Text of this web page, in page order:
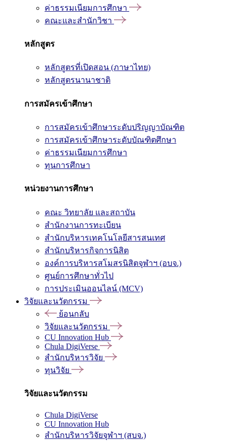
ค่าธรรมเนียมการศึกษา
คณะและสำนักวิชา
หลักสูตร
หลักสูตรที่เปิดสอน (ภาษาไทย)
หลักสูตรนานาชาติ
การสมัครเข้าศึกษา
การสมัครเข้าศึกษาระดับปริญญาบัณฑิต
การสมัครเข้าศึกษาระดับบัณฑิตศึกษา
ค่าธรรมเนียมการศึกษา
ทุนการศึกษา
หน่วยงานการศึกษา
คณะ วิทยาลัย และสถาบัน
สำนักงานการทะเบียน
สำนักบริหารเทคโนโลยีสารสนเทศ
สำนักบริหารกิจการนิสิต
องค์การบริหารสโมสรนิสิตจุฬาฯ (อบจ.)
ศูนย์การศึกษาทั่วไป
การประเมินออนไลน์ (MCV)
วิจัยและนวัตกรรม
ย้อนกลับ
วิจัยและนวัตกรรม
CU Innovation Hub
Chula DigiVerse
สำนักบริหารวิจัย
ทุนวิจัย
วิจัยและนวัตกรรม
Chula DigiVerse
CU Innovation Hub
สำนักบริหารวิจัยจุฬาฯ (สบจ.)